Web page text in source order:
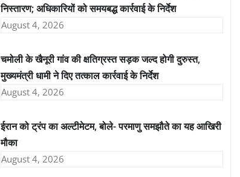
निस्तारण; अधिकारियों को समयबद्ध कार्रवाई के निर्देश
August 4, 2026
चमोली के खैनूरी गांव की क्षतिग्रस्त सड़क जल्द होगी दुरुस्त,
मुख्यमंत्री धामी ने दिए तत्काल कार्रवाई के निर्देश
August 4, 2026
ईरान को ट्रंप का अल्टीमेटम, बोले- परमाणु समझौते का यह आखिरी
मौका
August 4, 2026